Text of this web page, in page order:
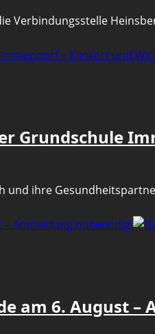
Verbindungsstelle
– Klinkert und
Grundschule
und ihre
Anmeldung notwendig
am 6. August –